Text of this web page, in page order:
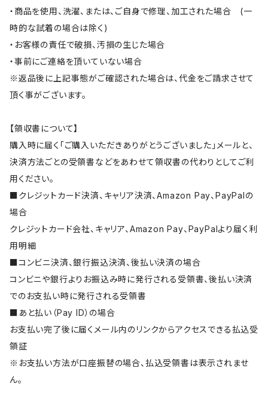
・商品を使用、洗濯、または、ご自身で修理、加工された場合 (一
時的な試着の場合は除く)
・お客様の責任で破損、汚損の生じた場合
・事前にご連絡を頂いていない場合
※返品後に上記事態がご確認された場合は、代金をご請求させて
頂く事がございます。
【領収書について】
購入時に届く「ご購入いただきありがとうございました」メールと、
決済方法ごとの受領書などをあわせて領収書の代わりとしてご利
用ください。
■クレジットカード決済、キャリア決済、Amazon Pay、PayPalの
場合
クレジットカード会社、キャリア、Amazon Pay、PayPalより届く利
用明細
■コンビニ決済、銀行振込決済、後払い決済の場合
コンビニや銀行よりお振込み時に発行される受領書、後払い決済
でのお支払い時に発行される受領書
■あと払い（Pay ID）の場合
お支払い完了後に届くメール内のリンクからアクセスできる払込受
領証
※お支払い方法が口座振替の場合、払込受領書は表示されませ
ん。